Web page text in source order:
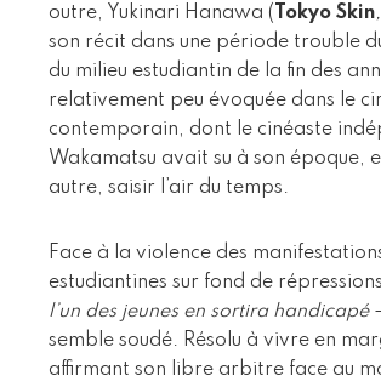
outre, Yukinari Hanawa (
Tokyo Skin
son récit dans une période trouble
du milieu estudiantin de la fin des
relativement peu évoquée dans le
contemporain, dont le cinéaste
Wakamatsu avait su à son époque,
autre, saisir l’air du temps.
Face à la violence des
estudiantines sur fond de
l’un des jeunes en sortira handicapé-
semble soudé. Résolu à vivre en
affirmant son libre arbitre face au